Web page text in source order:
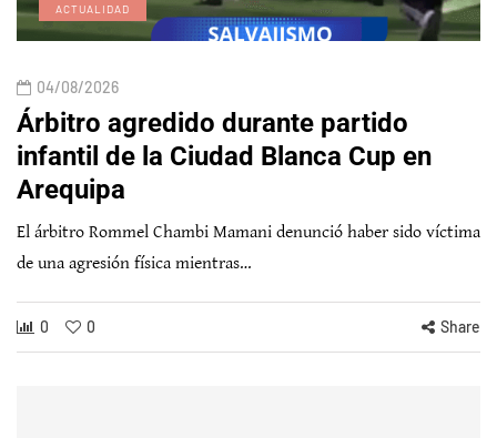
ACTUALIDAD
04/08/2026
Árbitro agredido durante partido
infantil de la Ciudad Blanca Cup en
Arequipa
El árbitro Rommel Chambi Mamani denunció haber sido víctima
de una agresión física mientras…
0 0 Share